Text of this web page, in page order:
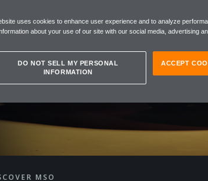
Championship
MSO
uses cookies to enhance user experience and to analyze
about your use of our site with our social media, advertising
DO NOT SELL MY PERSONAL
INFORMATION
ACCEPT